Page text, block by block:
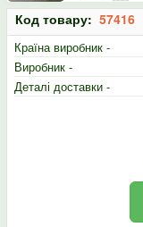
Код товару: 57416
Країна виробник -
Виробник -
Деталі доставки -